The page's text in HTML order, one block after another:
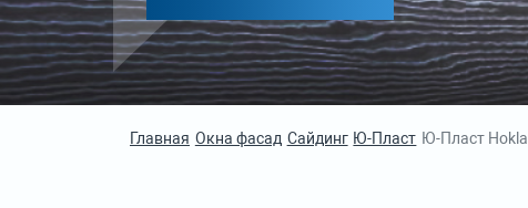
Главная Окна фасад Сайдинг Ю-Пласт Ю-Пласт Hokla